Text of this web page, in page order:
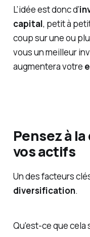
L’idée est donc d’
capital, petit à
coup sur une ou
vous un meilleur
augmentera votre
Pensez à
vos actifs
Un des facteurs
diversification.
Qu'est-ce que cela